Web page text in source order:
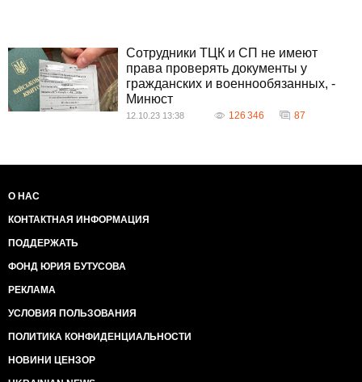
Сотрудники ТЦК и СП не имеют
права проверять документы у
гражданских и военнообязанных, -
Минюст
12.10.23 13:38 126 346 87
О НАС
КОНТАКТНАЯ ИНФОРМАЦИЯ
ПОДДЕРЖАТЬ
ФОНД ЮРИЯ БУТУСОВА
РЕКЛАМА
УСЛОВИЯ ПОЛЬЗОВАНИЯ
ПОЛИТИКА КОНФИДЕНЦИАЛЬНОСТИ
НОВИНИ ЦЕНЗОР